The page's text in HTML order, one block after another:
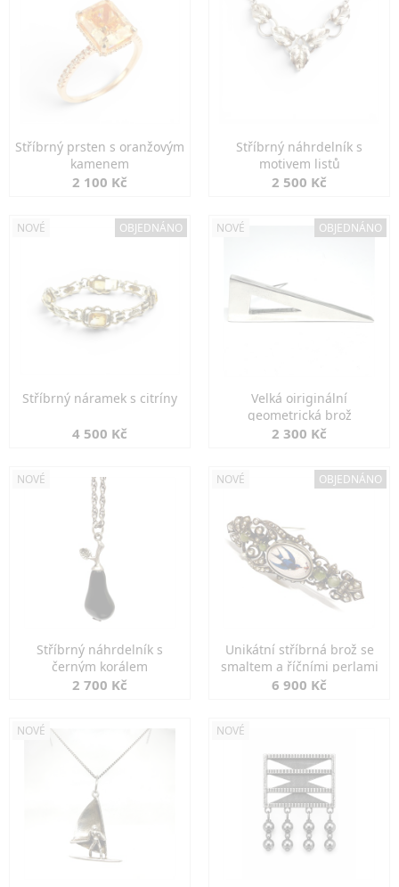
Stříbrný prsten s oranžovým
kamenem
2 100 Kč
Stříbrný náhrdelník s
motivem listů
2 500 Kč
NOVÉ OBJEDNÁNO
Stříbrný náramek s citríny
4 500 Kč
NOVÉ OBJEDNÁNO
Velká oiriginální
geometrická brož
2 300 Kč
NOVÉ
Stříbrný náhrdelník s
černým korálem
2 700 Kč
NOVÉ OBJEDNÁNO
Unikátní stříbrná brož se
smaltem a říčními perlami
6 900 Kč
NOVÉ NOVÉ